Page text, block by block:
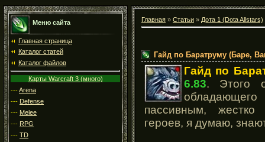
Меню сайта
Главная страница
Каталог статей
Каталог файлов
Карты Warcraft 3 (много)
---Arena
--- Defense
--- Melee
--- RPG
--- TD
Главная » Статьи » Дота 1 (Dota Allstars)
Гайд по Баратруму (Баре,
Гайд по
6.83. Этого
пассивным,
героев, я думаю,